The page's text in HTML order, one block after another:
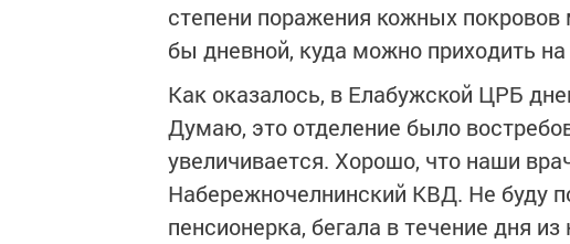
степени поражения кожных
бы дневной, куда можно приходить
Как оказалось, в Елабужской ЦРБ
Думаю, это отделение было
увеличивается. Хорошо, что наши
Набережночелнинский КВД. Не буду
пенсионерка, бегала в течение дня